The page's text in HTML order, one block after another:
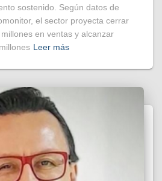
sostenido. Según datos de
el sector proyecta cerrar
en ventas y alcanzar
Leer más